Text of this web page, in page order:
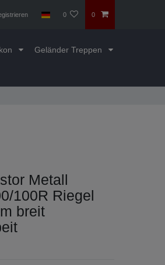
0 0
Geländer Treppen
Metall
100R Riegel
breit